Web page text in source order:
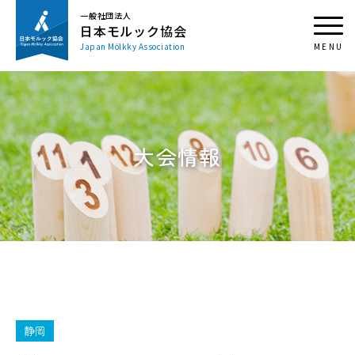
一般社団法人
日本モルック協会
Japan Mölkky Association
大会情報
静岡